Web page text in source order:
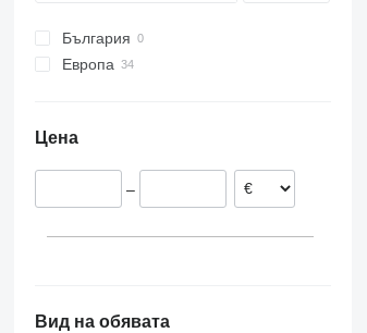
България
Европа
Франция
Нидерландия
Цена
–
Вид на обявата